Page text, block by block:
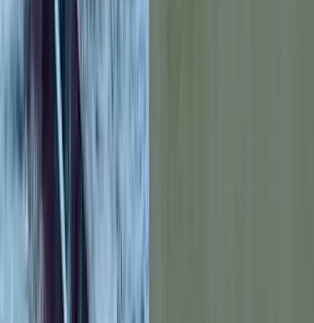
মৃত্যুঞ্জয় রায়, ববি
শেয়ার
প্রিন্ট এন্ড সেভ